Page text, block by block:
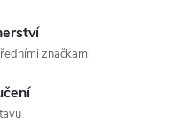
značkami